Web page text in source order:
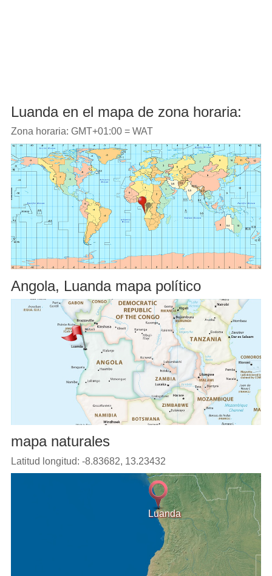
Luanda en el mapa de zona horaria:
Zona horaria: GMT+01:00 = WAT
Angola, Luanda mapa político
mapa naturales
Latitud longitud: -8.83682, 13.23432
Luanda